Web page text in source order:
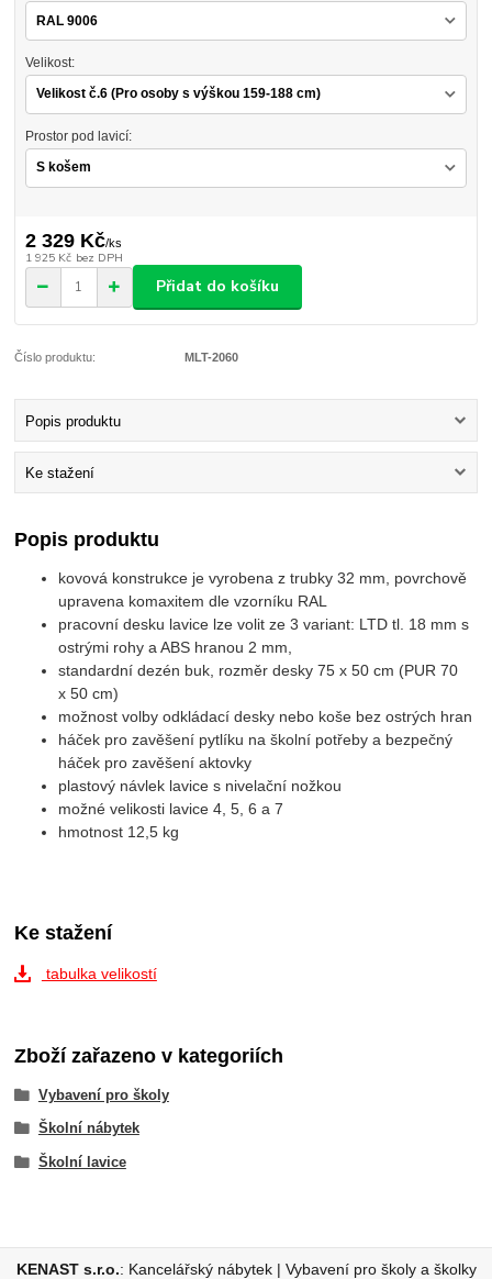
Velikost:
Prostor pod lavicí:
2 329 Kč/ks
1 925 Kč bez DPH
Přidat do košíku
Číslo produktu: MLT-2060
Popis produktu
Ke stažení
Popis produktu
kovová konstrukce je vyrobena z trubky 32 mm, povrchově
upravena komaxitem dle vzorníku RAL
pracovní desku lavice lze volit ze 3 variant: LTD tl. 18 mm s
ostrými rohy a ABS hranou 2 mm,
standardní dezén buk, rozměr desky 75 x 50 cm (PUR 70
x 50 cm)
možnost volby odkládací desky nebo koše bez ostrých hran
háček pro zavěšení pytlíku na školní potřeby a bezpečný
háček pro zavěšení aktovky
plastový návlek lavice s nivelační nožkou
možné velikosti lavice 4, 5, 6 a 7
hmotnost 12,5 kg
Ke stažení
tabulka velikostí
Zboží zařazeno v kategoriích
Vybavení pro školy
Školní nábytek
Školní lavice
KENAST s.r.o.: Kancelářský nábytek | Vybavení pro školy a školky